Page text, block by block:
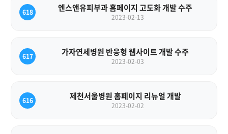
618 엔스앤유피부과 홈페이지 고도화 개발 수주
2023-02-13
617 가자연세병원 반응형 웹사이트 개발 수주
2023-02-03
616 제천서울병원 홈페이지 리뉴얼 개발
2023-02-02